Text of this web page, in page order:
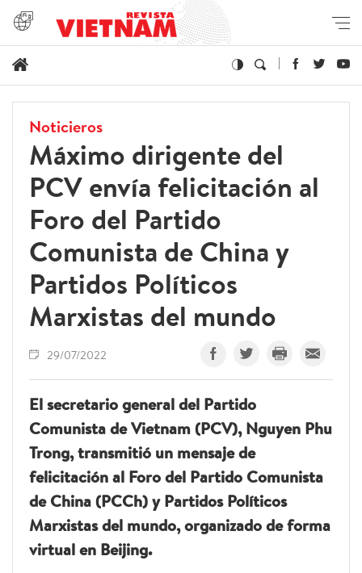
Noticieros
Máximo dirigente del
PCV envía felicitación al
Foro del Partido
Comunista de China y
Partidos Políticos
Marxistas del mundo
29/07/2022
El secretario general del Partido
Comunista de Vietnam (PCV), Nguyen Phu
Trong, transmitió un mensaje de
felicitación al Foro del Partido Comunista
de China (PCCh) y Partidos Políticos
Marxistas del mundo, organizado de forma
virtual en Beijing.